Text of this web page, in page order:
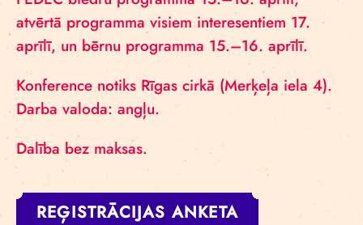
atvērtā programma visiem interesentiem 17.
aprīlī, un bērnu programma 15.–16. aprīlī.
Konference notiks Rīgas cirkā (Merķeļa iela 4).
Darba valoda: angļu.
Dalība bez maksas.
REĢISTRĀCIJAS ANKETA